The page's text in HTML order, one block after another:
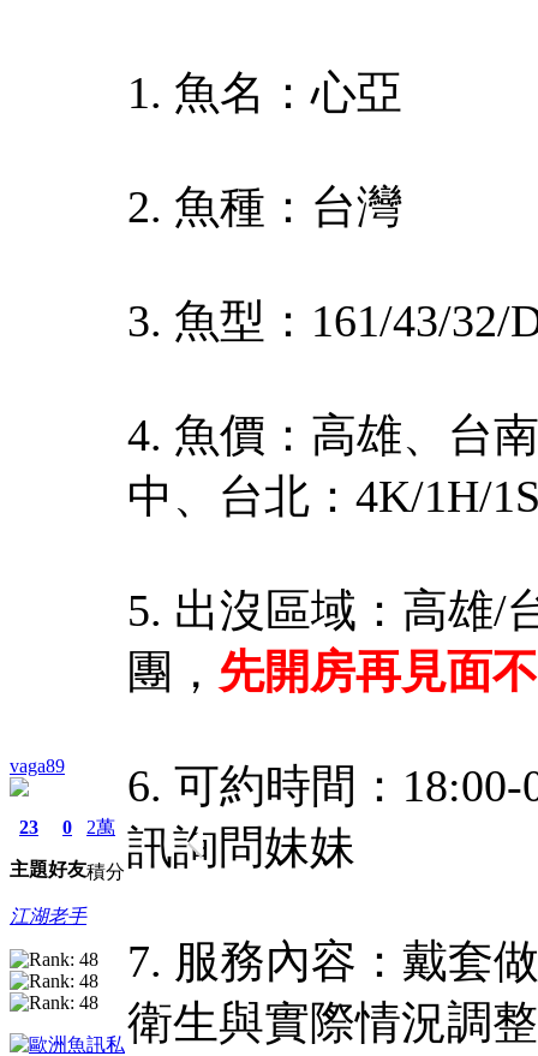
vaga89
23
主題
0
好友
2萬
積分
江湖老手
1. 魚名：心亞
2. 魚種：台灣
3. 魚型：161/43/32/
4. 魚價：高雄、台
中、台北：4K/1H/
5. 出沒區域：高雄/
團， 先開房再見面
6. 可約時間：
訊詢問妹妹
7. 服務內容：戴套
衛生與實際情況調